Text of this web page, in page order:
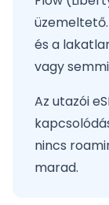
és a
vagy
Az utazói
nincs
marad.